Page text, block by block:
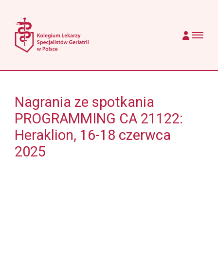
Main Navigation
Nagrania ze spotkania
PROGRAMMING CA 21122:
Heraklion, 16-18 czerwca
2025